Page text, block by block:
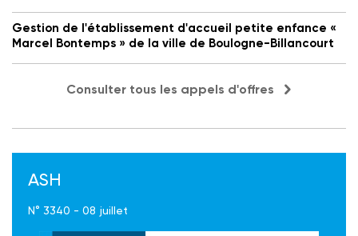
Gestion de l'établissement d'accueil petite enfance «
Marcel Bontemps » de la ville de Boulogne-Billancourt
Consulter tous les appels d'offres
ASH
N° 3340 - 08 juillet